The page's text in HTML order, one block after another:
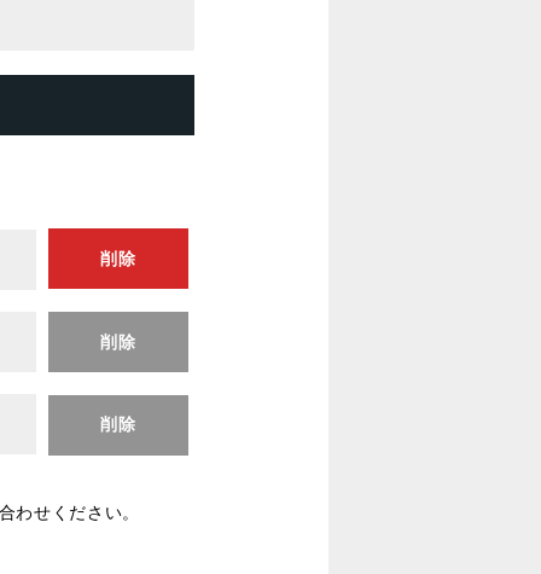
削除
削除
削除
わせください。